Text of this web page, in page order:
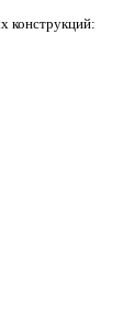
конструкций: